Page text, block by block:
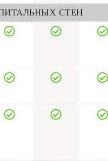
СТЕН